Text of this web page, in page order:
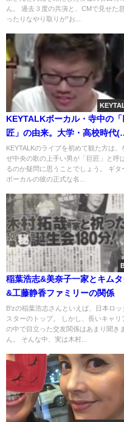
ん。 過去３度の共演と、CMで見せた
ったりなやり取りが”お...
KEYTALKボーカル・寺中の「
匠」の由来。大学・高校時代(
身校)の逸話
KEYTALKのライブを初めて観た方は、
ぜ中央の歌の上手い男が「巨匠」と呼
るのか疑問に思うことでしょう。 ギタ
ボーカルの彼の正式な名...
稲葉浩志&美奈子一家とキムタ
&工藤静香ファミリーの関係
B'zの稲葉浩志さんといえば、日本ロッ
スターのトップ。 しかし、長いキャリ
の中で目立った交友関係はあまり聞き
ん。 そんな中、実は木村...